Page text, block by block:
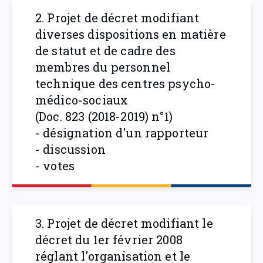
2. Projet de décret modifiant
diverses dispositions en matière
de statut et de cadre des
membres du personnel
technique des centres psycho-
médico-sociaux
(Doc. 823 (2018-2019) n°1)
- désignation d'un rapporteur
- discussion
- votes
3. Projet de décret modifiant le
décret du 1er février 2008
réglant l'organisation et le